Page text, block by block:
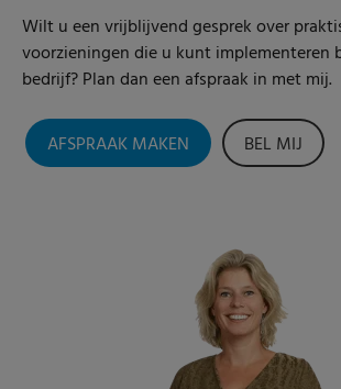
Wilt u een vrijblijvend gesprek over
voorzieningen die u kunt implementeren
bedrijf? Plan dan een afspraak in met mij.
AFSPRAAK MAKEN BEL MIJ